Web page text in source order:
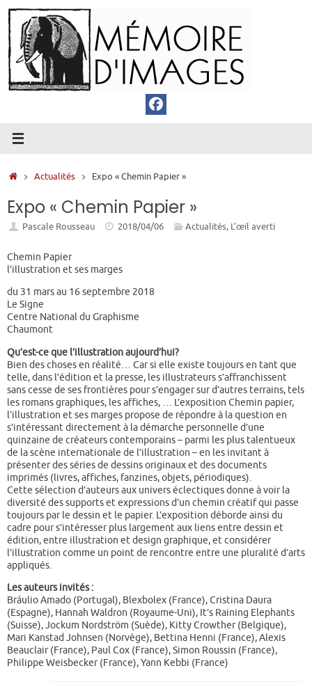
Passer
au
contenu
Accueil
Actualités Expo « Chemin Papier »
Expo « Chemin Papier »
Pascale Rousseau 2018/04/06 Actualités, L’œil averti
Chemin Papier
l’illustration et ses marges
du 31 mars au 16 septembre 2018
Le Signe
Centre National du Graphisme
Chaumont
Qu’est-ce que l’illustration aujourd’hui?
Bien des choses en réalité… Car si elle existe toujours en tant que
telle, dans l’édition et la presse, les illustrateurs s’affranchissent
sans cesse de ses frontières pour s’engager sur d’autres terrains, tels
les romans graphiques, les affiches, … L’exposition Chemin papier,
l’illustration et ses marges propose de répondre à la question en
s’intéressant directement à la démarche personnelle d’une
quinzaine de créateurs contemporains – parmi les plus talentueux
de la scène internationale de l’illustration – en les invitant à
présenter des séries de dessins originaux et des documents
imprimés (livres, affiches, fanzines, objets, périodiques).
Cette sélection d’auteurs aux univers éclectiques donne à voir la
diversité des supports et expressions d’un chemin créatif qui passe
toujours par le dessin et le papier. L’exposition déborde ainsi du
cadre pour s’intéresser plus largement aux liens entre dessin et
édition, entre illustration et design graphique, et considérer
l’illustration comme un point de rencontre entre une pluralité d’arts
appliqués.
Les auteurs invités :
Bráulio Amado (Portugal), Blexbolex (France), Cristina Daura
(Espagne), Hannah Waldron (Royaume-Uni), It’s Raining Elephants
(Suisse), Jockum Nordström (Suède), Kitty Crowther (Belgique),
Mari Kanstad Johnsen (Norvège), Bettina Henni (France), Alexis
Beauclair (France), Paul Cox (France), Simon Roussin (France),
Philippe Weisbecker (France), Yann Kebbi (France)